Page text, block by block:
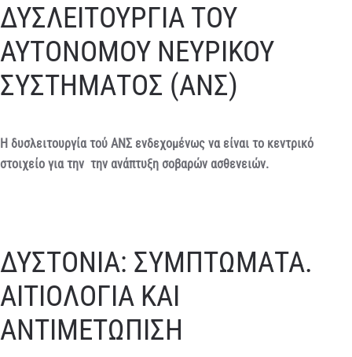
ΔΥΣΛΕΙΤΟΥΡΓΙΑ ΤΟΥ
ΑΥΤΟΝΟΜΟΥ ΝΕΥΡΙΚΟΥ
ΣΥΣΤΗΜΑΤΟΣ (ΑΝΣ)
Η δυσλειτουργία τού ΑΝΣ ενδεχομένως να είναι το κεντρικό
στοιχείο για την την ανάπτυξη σοβαρών ασθενειών.
ΔΥΣΤΟΝΙΑ: ΣΥΜΠΤΩΜΑΤΑ.
ΑΙΤΙΟΛΟΓΙΑ ΚΑΙ
ΑΝΤΙΜΕΤΩΠΙΣΗ